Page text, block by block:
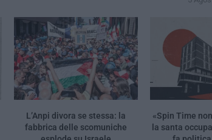
L’Anpi divora se stessa: la
fabbrica delle scomuniche
«Spin Time
la santa